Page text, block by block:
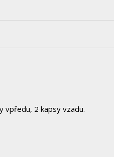
vpředu, 2 kapsy vzadu.